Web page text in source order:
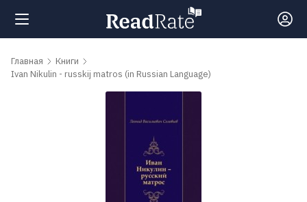
Поиск
Главная
Книги
Ivan Nikulin - russkij matros (in Russian Language)